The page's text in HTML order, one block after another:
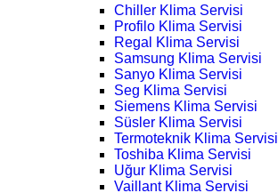
Chiller Klima Servisi
Profilo Klima Servisi
Regal Klima Servisi
Samsung Klima Servisi
Sanyo Klima Servisi
Seg Klima Servisi
Siemens Klima Servisi
Süsler Klima Servisi
Termoteknik Klima Servisi
Toshiba Klima Servisi
Uğur Klima Servisi
Vaillant Klima Servisi